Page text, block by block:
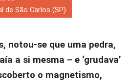
de São Carlos (SP)
notou-se que uma pedra,
a si mesma – e ‘grudava’
o magnetismo,